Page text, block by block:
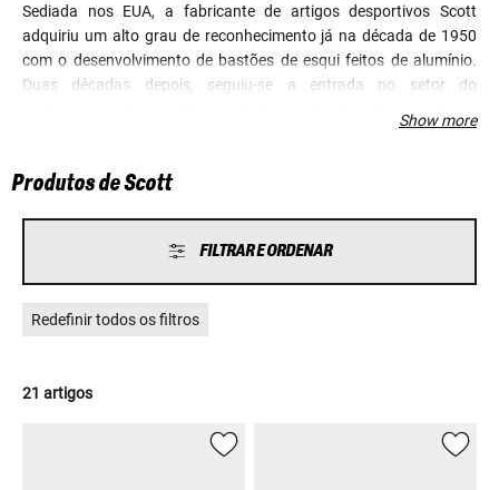
Sediada nos EUA, a fabricante de artigos desportivos Scott
adquiriu um alto grau de reconhecimento já na década de 1950
com o desenvolvimento de bastões de esqui feitos de alumínio.
Duas décadas depois, seguiu-se a entrada no setor do
avançado do produto, orientado para os elevados padrões de
atenção de todo o mundo. Os motociclistas europeus conhecem e
gama de produtos agora ampla, como capacetes e botas, são
absolutamente notáveis devido ao seu elevado padrão de
Show more
Produtos de Scott
FILTRAR E ORDENAR
Redefinir todos os filtros
21 artigos